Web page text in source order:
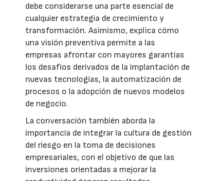
debe considerarse una parte esencial de
cualquier estrategia de crecimiento y
transformación. Asimismo, explica cómo
una visión preventiva permite a las
empresas afrontar con mayores garantías
los desafíos derivados de la implantación de
nuevas tecnologías, la automatización de
procesos o la adopción de nuevos modelos
de negocio.
La conversación también aborda la
importancia de integrar la cultura de gestión
del riesgo en la toma de decisiones
empresariales, con el objetivo de que las
inversiones orientadas a mejorar la